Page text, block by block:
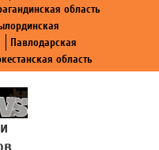
область
Павлодарская
область